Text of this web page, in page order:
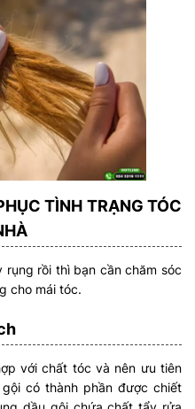
TÌNH TRẠNG TÓC
rồi thì bạn cần chăm sóc
cho mái tóc.
với chất tóc và nên ưu tiên
có thành phần được chiết